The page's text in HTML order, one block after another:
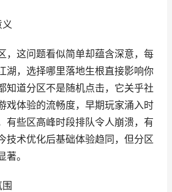
，这问题看似简单却蕴含深意，每
湖，选择哪里落地生根直接影响你
知道分区不是随机点击，它关乎社
戏体验的流畅度，早期玩家涌入时
有些区高峰时段排队令人崩溃，有
技术优化后基础体验趋同，但分区
。